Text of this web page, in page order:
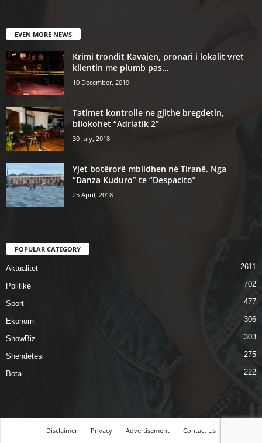
EVEN MORE NEWS
Krimi trondit Kavajen, pronari i lokalit vret
klientin me plumb pas...
10 December, 2019
Tatimet kontrolle ne gjithe bregdetin,
bllokohet “Adriatik 2”
30 July, 2018
Yjet botërorë mblidhen në Tiranë. Nga
“Danza Kuduro” te “Despacito”
25 April, 2018
POPULAR CATEGORY
Aktualitet 2611
Politike 702
Sport 477
Ekonomi 306
ShowBiz 303
Shendetesi 275
Bota 222
Disclaimer Privacy Advertisement Contact Us